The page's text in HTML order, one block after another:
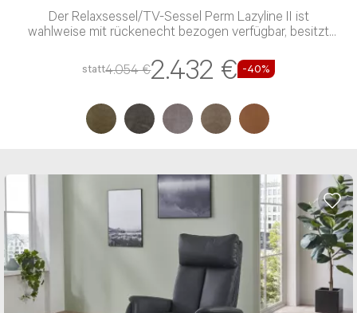
Der Relaxsessel/TV-Sessel Perm Lazyline II ist
wahlweise mit rückenecht bezogen verfügbar, besitzt
Bezug
statt4.054 €2.432 € -40%